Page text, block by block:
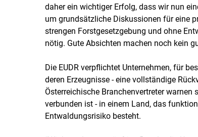
daher ein wichtiger Erfolg, dass wir nun
um grundsätzliche Diskussionen für eine
strengen Forstgesetzgebung und ohne
nötig. Gute Absichten machen noch kein
Die EUDR verpflichtet Unternehmen, für
deren Erzeugnisse - eine vollständige
Österreichische Branchenvertreter
verbunden ist - in einem Land, das
Entwaldungsrisiko besteht.